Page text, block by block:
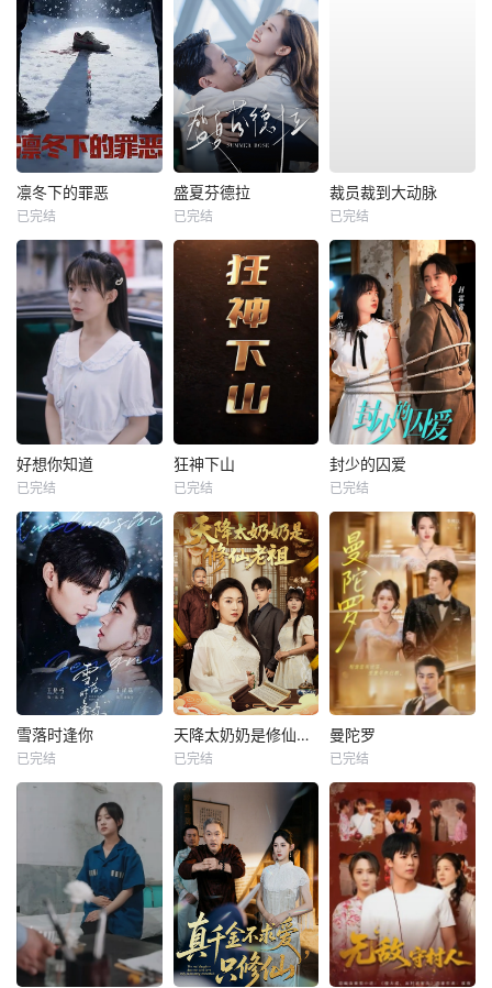
凛冬下的罪恶
已完结
盛夏芬德拉
已完结
裁员裁到大动脉
已完结
好想你知道
已完结
狂神下山
已完结
封少的囚爱
已完结
雪落时逢你
已完结
天降太奶奶是修仙老祖
已完结
曼陀罗
已完结